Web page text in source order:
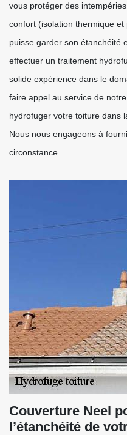
vous protéger des
confort (isolation thermique
puisse garder son étanchéité
effectuer un traitement
solide expérience dans le
faire appel au service de
hydrofuger votre toiture dans
Nous nous engageons à
circonstance.
Couverture Neel
l’étanchéité de